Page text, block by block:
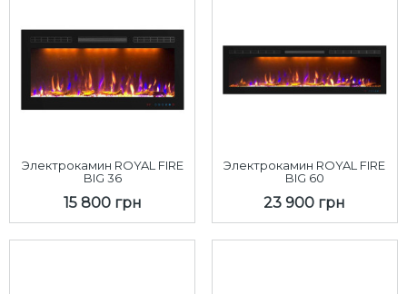
Электрокамин ROYAL FIRE
BIG 36
15 800 грн
Электрокамин ROYAL FIRE
BIG 60
23 900 грн